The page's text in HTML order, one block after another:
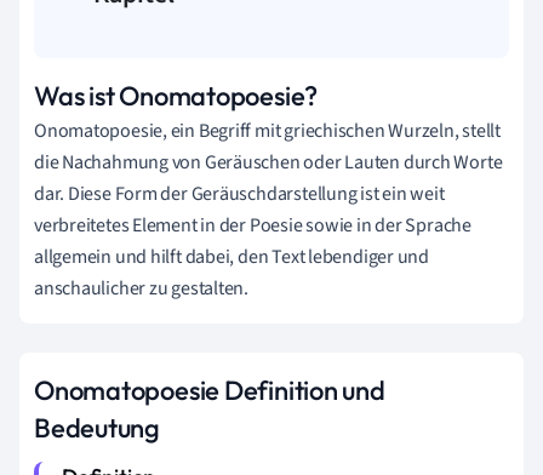
Was ist Onomatopoesie?
Onomatopoesie, ein Begriff mit griechischen Wurzeln, stellt
die Nachahmung von Geräuschen oder Lauten durch Worte
dar. Diese Form der Geräuschdarstellung ist ein weit
verbreitetes Element in der Poesie sowie in der Sprache
allgemein und hilft dabei, den Text lebendiger und
anschaulicher zu gestalten.
Onomatopoesie Definition und
Bedeutung